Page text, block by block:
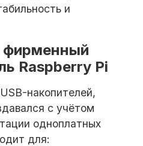
и
фирменный
Raspberry Pi
накопителей,
с учётом
одноплатных
для: